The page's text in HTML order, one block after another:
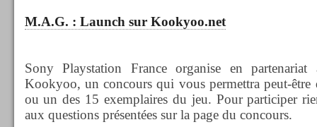
M.A.G. : Launch sur Kookyoo.net
Sony Playstation France organise en
Kookyoo, un concours qui vous permettra peut-être
ou un des 15 exemplaires du jeu. Pour participer
aux questions présentées sur la page du concours.